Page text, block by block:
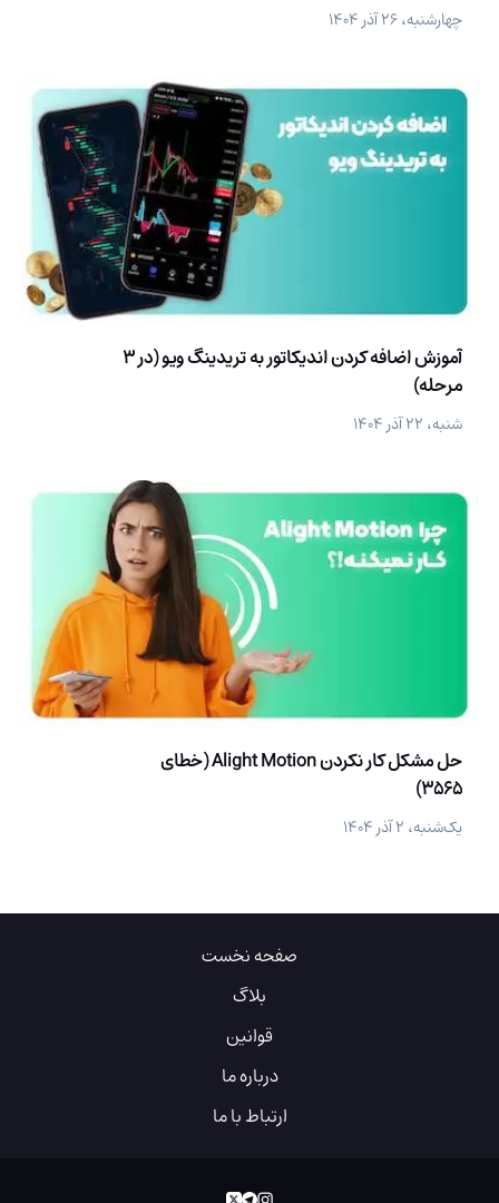
چهارشنبه، ۲۶ آذر ۱۴۰۴
آموزش اضافه کردن اندیکاتور به تریدینگ ویو (در 3
مرحله)
شنبه، ۲۲ آذر ۱۴۰۴
حل مشکل کار نکردن Alight Motion (خطای
3565)
یک‌شنبه، ۲ آذر ۱۴۰۴
صفحه نخست
بلاگ
قوانین
درباره ما
ارتباط با ما